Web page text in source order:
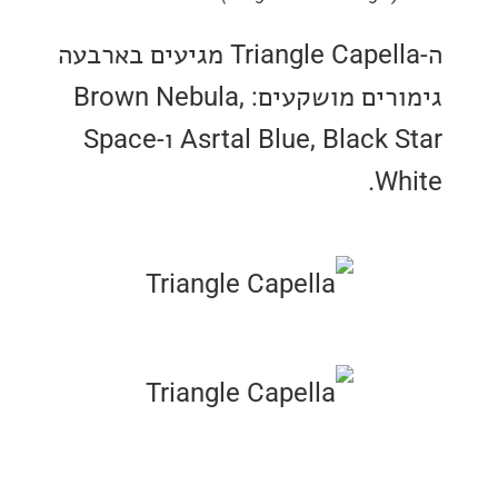
ה-Triangle Capella מגיעים בארבעה
גימורים מושקעים: Brown Nebula,
Asrtal Blue, Black Star ו-Space